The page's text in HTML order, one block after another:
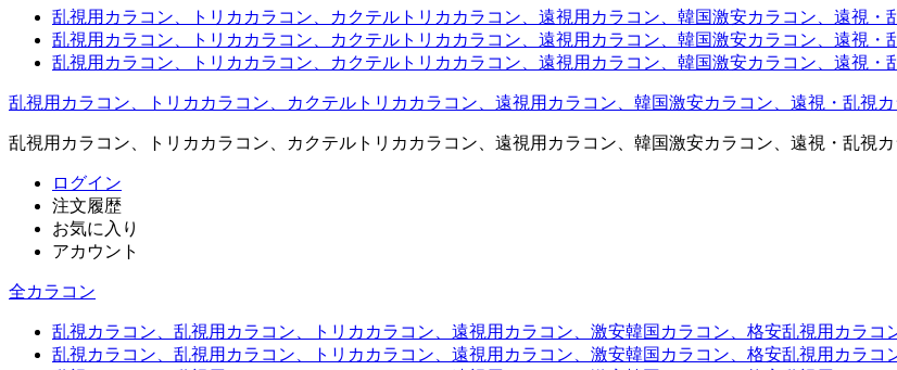
乱視用カラコン、トリカカラコン、カクテルトリカカラコン、遠視用カラコン、韓国激安カラコン、遠視
乱視用カラコン、トリカカラコン、カクテルトリカカラコン、遠視用カラコン、韓国激安カラコン、遠視・
乱視用カラコン、トリカカラコン、カクテルトリカカラコン、遠視用カラコン、韓国激安カラコン、遠視
乱視用カラコン、トリカカラコン、カクテルトリカカラコン、遠視用カラコン、韓国激安カラコン、遠視・乱視
乱視用カラコン、トリカカラコン、カクテルトリカカラコン、遠視用カラコン、韓国激安カラコン、遠視・乱視
ログイン
注文履歴
お気に入り
アカウント
全カラコン
乱視カラコン、乱視用カラコン、トリカカラコン、遠視用カラコン、激安韓国カラコン、格安乱視用カラコ
乱視カラコン、乱視用カラコン、トリカカラコン、遠視用カラコン、激安韓国カラコン、格安乱視用カラコ